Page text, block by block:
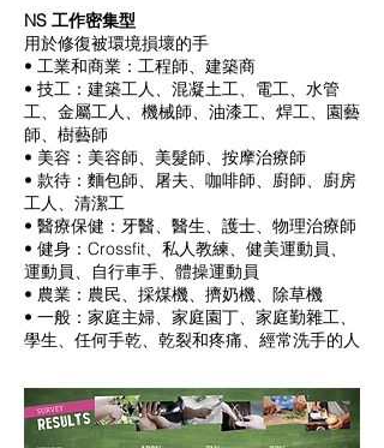
NS 工作密集型
用於修復被環境損壞的手
• 工業和商業：工程師、建築商
• 技工：建築工人、混凝土工、電工、水管
工、金屬工人、機械師、油漆工、焊工、園藝
師、樹藝師
• 美容：美容師、美髮師、按摩治療師
• 款待：麵包師、屠夫、咖啡師、廚師、廚房
工人、清潔工
• 醫療保健：牙醫、醫生、護士、物理治療師
• 健身：Crossfit、私人教練、健美運動員、
運動員、自行車手、體操運動員
• 農業：農民、採煤機、擠奶機、除草機
• 一般：家庭主婦、家庭園丁、家庭勤雜工、
學生、任何手乾、乾裂和疼痛、經常洗手的人